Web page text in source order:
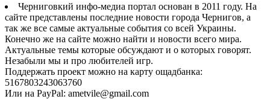
Черниговкий инфо-медиа портал основан в 2011 году. На
сайте представлены последние новости города Чернигов, а
так же все самые актуальные события со всей Украины.
Конечно же на сайте можно найти и новости всего мира.
Актуальные темы которые обсуждают и о которых говорят.
Незабыли мы и про любителей игр.
Поддержать проект можно на карту ощадбанка:
5167803243063760
Или на PayPal: ametvile@gmail.com